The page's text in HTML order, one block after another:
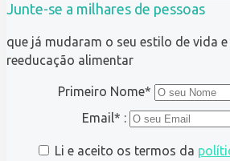
Junte-se a milhares de pessoas
que já mudaram o seu estilo de vida
reeducação alimentar
Primeiro Nome*
Email* :
Li e aceito os termos da